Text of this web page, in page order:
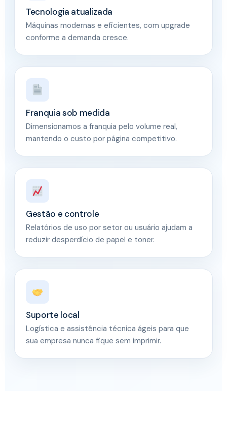
Tecnologia atualizada
Máquinas modernas e eficientes, com upgrade
conforme a demanda cresce.
Franquia sob medida
Dimensionamos a franquia pelo volume real,
mantendo o custo por página competitivo.
Gestão e controle
Relatórios de uso por setor ou usuário ajudam a
reduzir desperdício de papel e toner.
Suporte local
Logística e assistência técnica ágeis para que
sua empresa nunca fique sem imprimir.